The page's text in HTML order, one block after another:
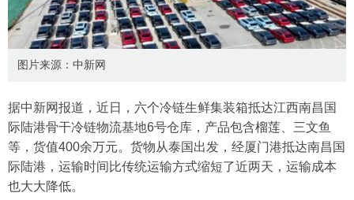
图片来源：中新网
据中新网报道，近日，六个冷链生鲜集装箱抵达江西南昌国
际陆港骨干冷链物流基地6号仓库，产品包含榴莲、三文鱼
等，货值400余万元。货物从泰国出发，经厦门港抵达南昌国
际陆港，运输时间比传统运输方式缩短了近两天，运输成本
也大大降低。